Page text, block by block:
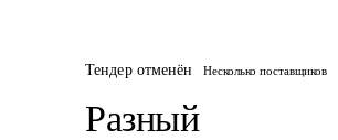
Тендер отменён Несколько поставщиков
Разный